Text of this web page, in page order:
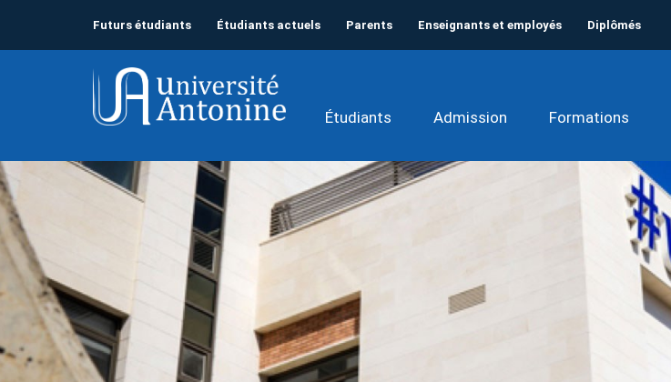
Futurs étudiants Étudiants actuels Parents Enseignants et employés Diplômés
Étudiants Admission Formations